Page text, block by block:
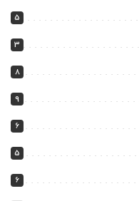
5
3
8
9
6
5
6